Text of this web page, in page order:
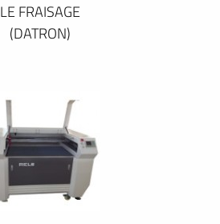
LE FRAISAGE
(DATRON)